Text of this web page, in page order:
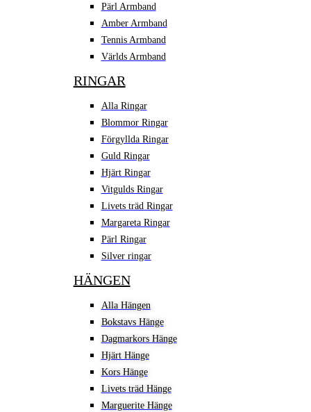
Pärl Armband
Amber Armband
Tennis Armband
Världs Armband
RINGAR
Alla Ringar
Blommor Ringar
Förgyllda Ringar
Guld Ringar
Hjärt Ringar
Vitgulds Ringar
Livets träd Ringar
Margareta Ringar
Pärl Ringar
Silver ringar
HÄNGEN
Alla Hängen
Bokstavs Hänge
Dagmarkors Hänge
Hjärt Hänge
Kors Hänge
Livets träd Hänge
Marguerite Hänge